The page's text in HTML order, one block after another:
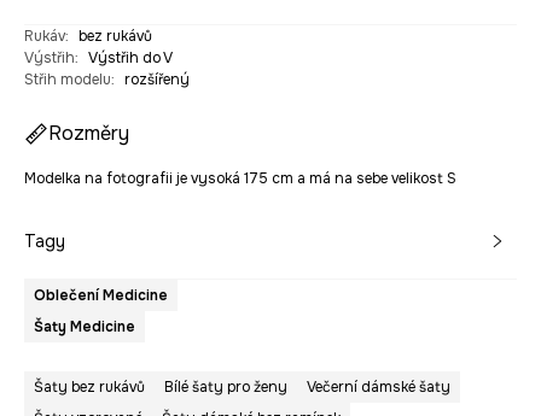
Rukáv: bez rukávů
Výstřih: Výstřih do V
Střih modelu: rozšířený
Rozměry
Modelka na fotografii je vysoká 175 cm a má na sebe velikost S
Tagy
Oblečení Medicine
Šaty Medicine
Šaty bez rukávů Bílé šaty pro ženy
Večerní dámské šaty